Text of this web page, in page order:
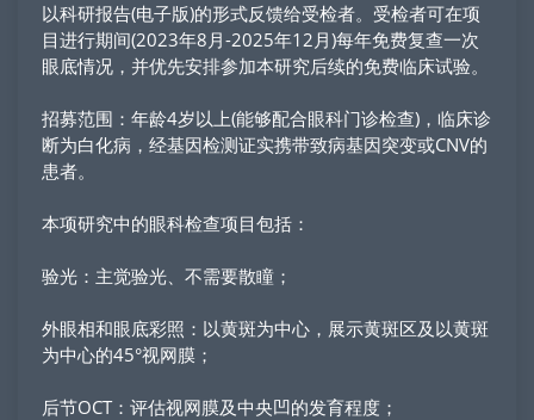
以科研报告(电子版)的形式反馈给受检者。受检者可在项
目进行期间(2023年8月-2025年12月)每年免费复查一次
眼底情况，并优先安排参加本研究后续的免费临床试验。
招募范围：年龄4岁以上(能够配合眼科门诊检查)，临床诊
断为白化病，经基因检测证实携带致病基因突变或CNV的
患者。
本项研究中的眼科检查项目包括：
验光：主觉验光、不需要散瞳；
外眼相和眼底彩照：以黄斑为中心，展示黄斑区及以黄斑
为中心的45°视网膜；
后节OCT：评估视网膜及中央凹的发育程度；